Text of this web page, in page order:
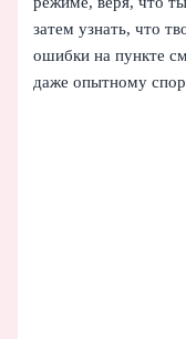
затем узнать, что
ошибки на пункте
даже опытному